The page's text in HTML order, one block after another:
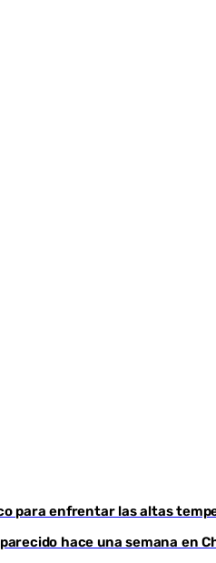
para enfrentar las altas
hace una semana en